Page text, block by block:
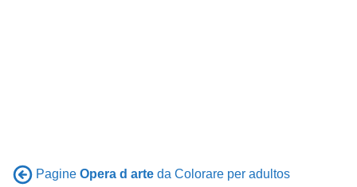
Pagine Opera d arte da Colorare per adultos